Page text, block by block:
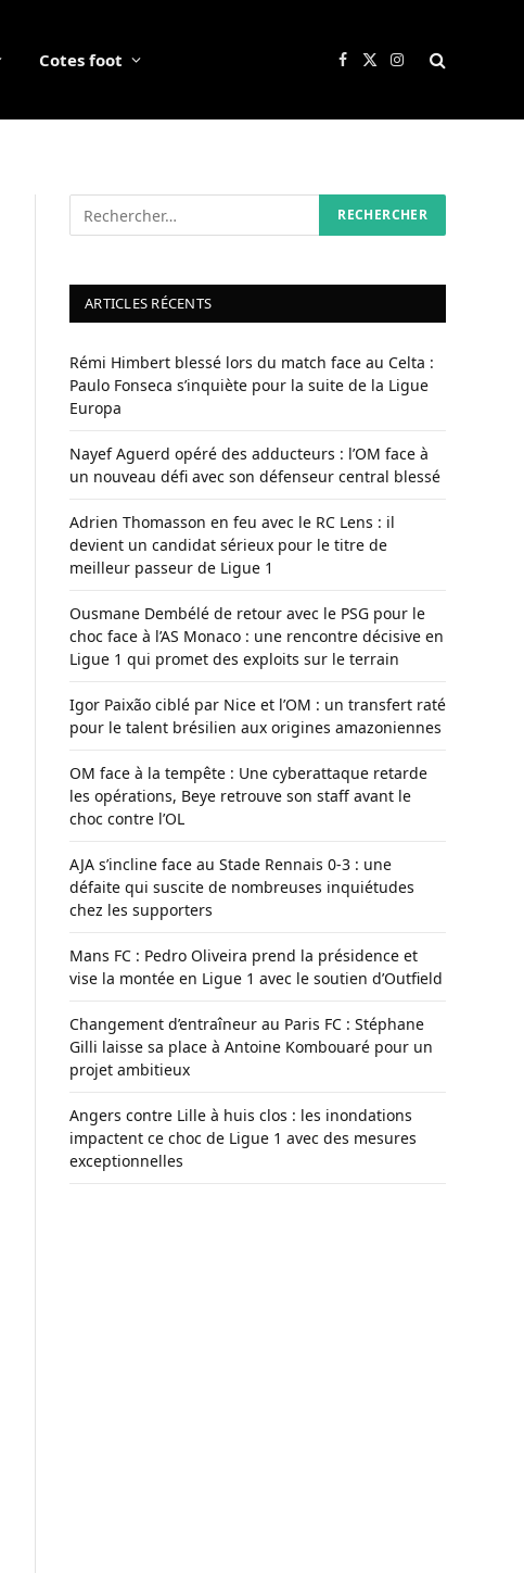
Cotes foot Facebook
X
Instagram
ARTICLES RÉCENTS
Rémi Himbert blessé lors du match face au Celta :
Paulo Fonseca s’inquiète pour la suite de la Ligue
Europa
Nayef Aguerd opéré des adducteurs : l’OM face à
un nouveau défi avec son défenseur central blessé
Adrien Thomasson en feu avec le RC Lens : il
devient un candidat sérieux pour le titre de
meilleur passeur de Ligue 1
Ousmane Dembélé de retour avec le PSG pour le
choc face à l’AS Monaco : une rencontre décisive en
Ligue 1 qui promet des exploits sur le terrain
Igor Paixão ciblé par Nice et l’OM : un transfert raté
pour le talent brésilien aux origines amazoniennes
OM face à la tempête : Une cyberattaque retarde
les opérations, Beye retrouve son staff avant le
choc contre l’OL
AJA s’incline face au Stade Rennais 0-3 : une
défaite qui suscite de nombreuses inquiétudes
chez les supporters
Mans FC : Pedro Oliveira prend la présidence et
vise la montée en Ligue 1 avec le soutien d’Outfield
Changement d’entraîneur au Paris FC : Stéphane
Gilli laisse sa place à Antoine Kombouaré pour un
projet ambitieux
Angers contre Lille à huis clos : les inondations
impactent ce choc de Ligue 1 avec des mesures
exceptionnelles